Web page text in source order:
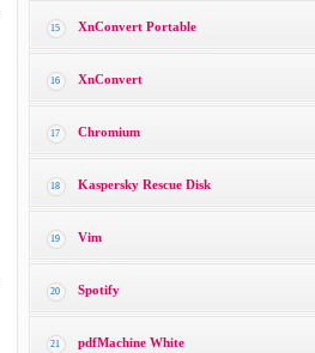
15 XnConvert Portable
16 XnConvert
17 Chromium
18 Kaspersky Rescue Disk
19 Vim
20 Spotify
21 pdfMachine White